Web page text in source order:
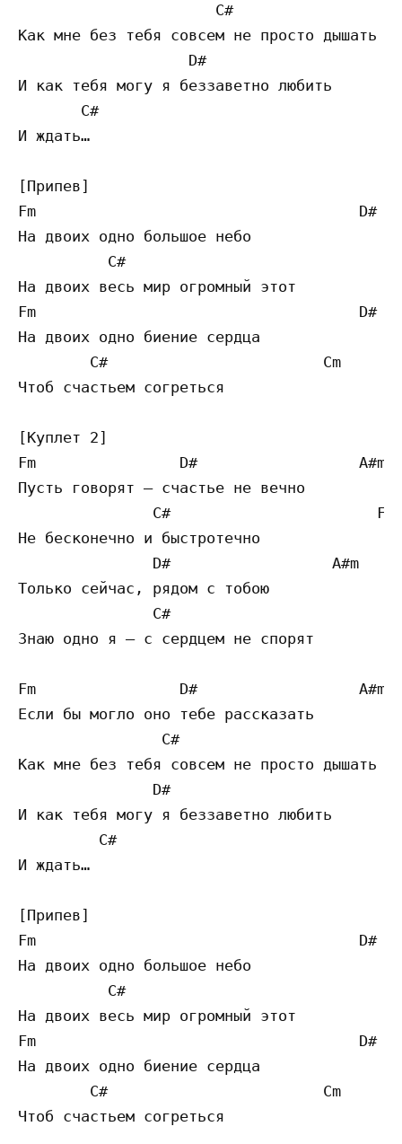
C#
Как мне без тебя совсем не просто дышать
D#
И как тебя могу я беззаветно любить
       C#
И ждать…
[Припев]
Fm                                    D#
На двоих одно большое небо
C#
На двоих весь мир огромный этот
Fm                                    D#
На двоих одно биение сердца
        C#                        Cm
Чтоб счастьем согреться
[Куплет 2]
Fm                D#                  A#m
Пусть говорят — счастье не вечно
               C#                       Fm
Не бесконечно и быстротечно
               D#                  A#m
Только сейчас, рядом с тобою
C#
Знаю одно я — с сердцем не спорят
Fm                D#                  A#m
Если бы могло оно тебе рассказать
C#
Как мне без тебя совсем не просто дышать
D#
И как тебя могу я беззаветно любить
         C#
И ждать…
[Припев]
Fm                                    D#
На двоих одно большое небо
C#
На двоих весь мир огромный этот
Fm                                    D#
На двоих одно биение сердца
        C#                        Cm
Чтоб счастьем согреться